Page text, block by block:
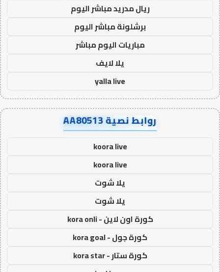
ريال مدريد مباشر اليوم
برشلونة مباشر اليوم
مباريات اليوم مباشر
يلا لايف
yalla live
روابط نصية AA80513
koora live
koora live
يلا شوت
يلا شوت
كورة اون لاين - kora onli
كورة جول - kora goal
كورة ستار - kora star